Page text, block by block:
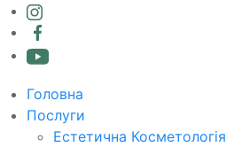
Головна
Послуги
Естетична Косметологія